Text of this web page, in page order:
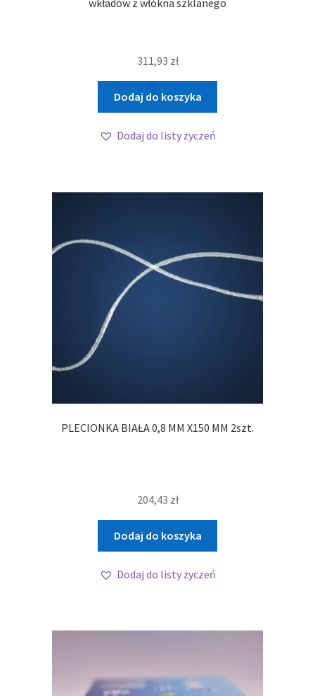
311,93 zł
Dodaj do koszyka
Dodaj do listy życzeń
PLECIONKA BIAŁA 0,8 MM X150 MM 2szt.
204,43 zł
Dodaj do koszyka
Dodaj do listy życzeń